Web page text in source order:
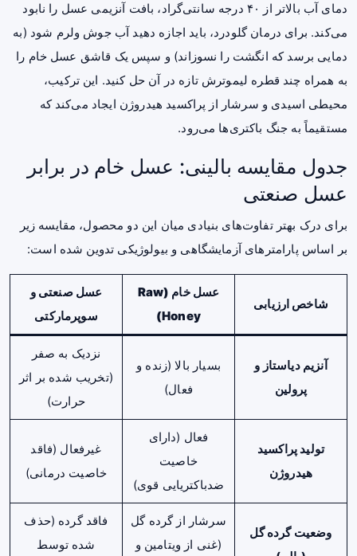
دمای آب بالاتر از ۴۰ درجه سانتی‌گراد، بافت آنزیمی عسل را نابود
می‌کند. برای درمان گلودرد، باید اجازه دهید آب جوش ولرم شود (به
دمایی برسد که انگشت را نسوزاند) و سپس یک قاشق عسل خام را
به همراه چند قطره لیموترش تازه در آن حل کنید. این ترکیب،
محیطی اسیدی و سرشار از پراکسید هیدروژن ایجاد می‌کند که
مستقیماً به جنگ باکتری‌ها می‌رود.
جدول مقایسه بالینی: عسل خام در برابر
عسل صنعتی
برای درک بهتر تفاوت‌های بنیادی میان این دو محصول، مقایسه زیر
بر اساس پارامترهای آزمایشگاهی و بیولوژیکی تدوین شده است:
شاخص ارزیابی
عسل خام (Raw
Honey)
عسل صنعتی و
سوپرمارکتی
آنزیم دیاستاز و
پرولین
بسیار بالا (زنده و
فعال)
نزدیک به صفر
(تخریب شده بر اثر
حرارت)
تولید پراکسید
هیدروژن
فعال (دارای
خاصیت
ضدباکتریایی قوی)
غیرفعال (فاقد
خاصیت درمانی)
وضعیت گرده گل
سرشار از گرده گل
(غنی از ویتامین و
فاقد گرده (حذف
شده توسط